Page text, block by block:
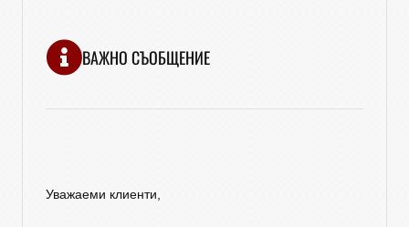
ВАЖНО СЪОБЩЕНИЕ
Уважаеми клиенти,